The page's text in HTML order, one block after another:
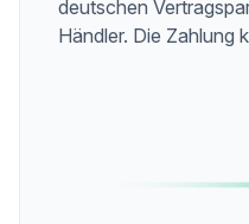
deutschen
Händler. Die Zahlung